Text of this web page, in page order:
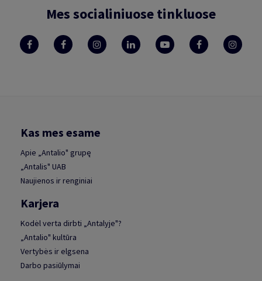
Mes socialiniuose tinkluose
Kas mes esame
Apie „Antalio" grupę
„Antalis" UAB
Naujienos ir renginiai
Karjera
Kodėl verta dirbti „Antalyje"?
„Antalio" kultūra
Vertybės ir elgsena
Darbo pasiūlymai